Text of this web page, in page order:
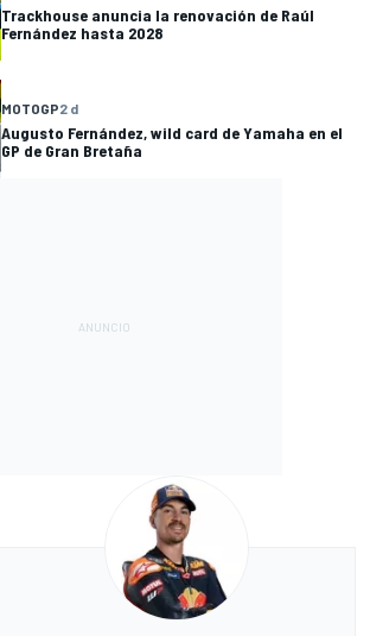
Trackhouse anuncia la renovación de Raúl
Fernández hasta 2028
MOTOGP2 d
Augusto Fernández, wild card de Yamaha en el
GP de Gran Bretaña